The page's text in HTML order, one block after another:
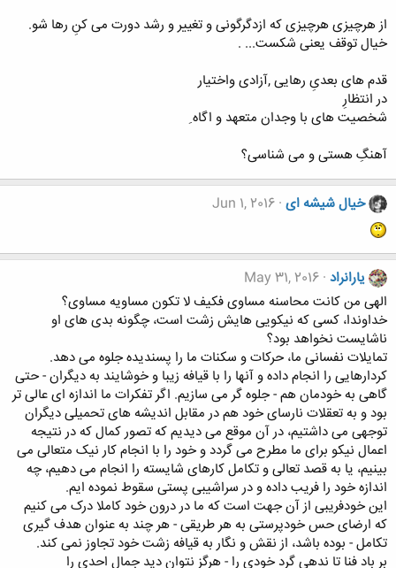
از هرچیزی هرچیزی که ازدگرگونی و تغییر و رشد دورت می کنِ رها شو.
خیال توقف یعنی شکست... .
قدم های بعدیِ رهایی ,آزادی واختیار
در انتظارِ
شخصیت های با وجدان متعهد و اگاه ِ
آهنگِ هستی و می شناسی؟
خیال شیشه ای Jun 1, 2016
یارانراد May 31, 2016
الهی من کانت محاسنه مساوی فکیف لا تکون مساویه مساوی؟
خداوندا، کسی که نیکویی هایش زشت است، چگونه بدی های او
ناشایست نخواهد بود؟
تمایلات نفسانی ما، حرکات و سکنات ما را پسندیده جلوه می دهد.
کردارهایی را انجام داده و آنها را با قیافه زیبا و خوشایند به دیگران - حتی
گاهی به خودمان هم - جلوه گر می سازیم. اگر تفکرات ما اندازه ای عالی تر
بود و به تعقلات نارسای خود هم در مقابل اندیشه های تحمیلی دیگران
توجهی می داشتیم، در آن موقع می دیدیم که تصور کمال که در نتیجه
اعمال نیکو برای ما مطرح می گردد و خود را با انجام کار نیک متعالی می
بینیم، یا به قصد تعالی و تکامل کارهای شایسته را انجام می دهیم، چه
اندازه خود را فریب داده و در سراشیبی پستی سقوط نموده ایم.
این خودفریبی از آن جهت است که ما در درون خود کاملا درک می کنیم
که ارضای حس خودپرستی به هر طریقی - هر چند به عنوان هدف گیری
تکامل - بوده باشد، از نقش و نگار به قیافه زشت خود تجاوز نمی کند.
بر باد فنا تا ندهی گرد خودی را - هرگز نتوان دید جمال احدی را